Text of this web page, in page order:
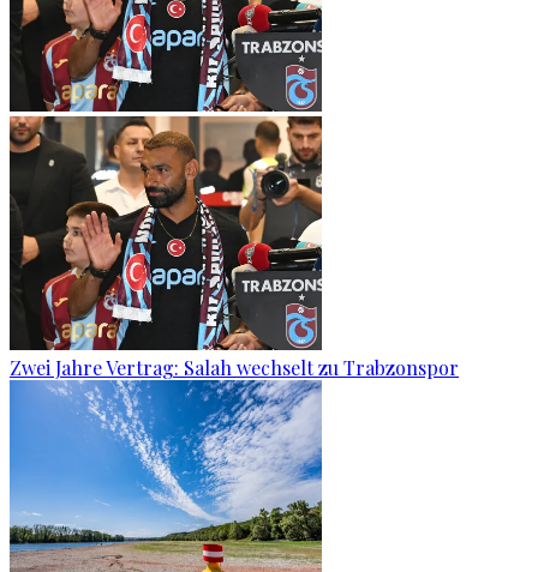
Zwei Jahre Vertrag: Salah wechselt zu Trabzonspor